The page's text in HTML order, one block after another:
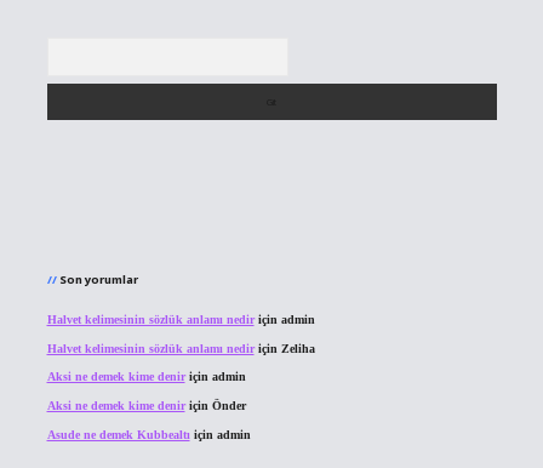
Son yorumlar
Halvet kelimesinin sözlük anlamı nediriçin admin
Halvet kelimesinin sözlük anlamı nediriçin Zeliha
Aksi ne demek kime deniriçin admin
Aksi ne demek kime deniriçin Önder
Asude ne demek Kubbealtı için admin